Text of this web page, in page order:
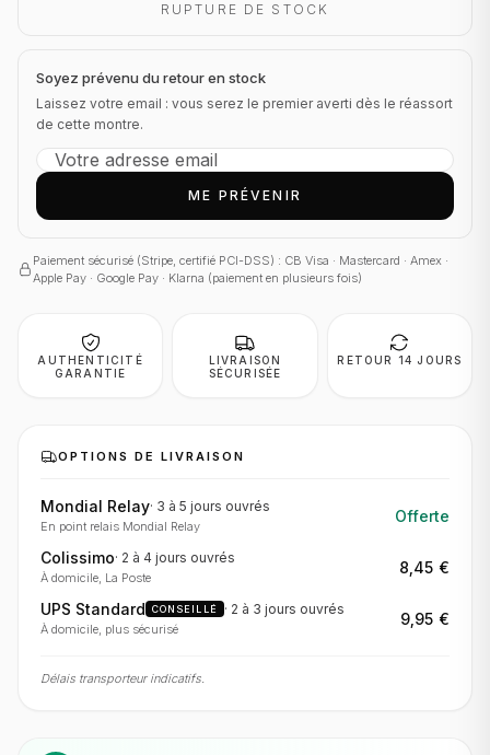
RUPTURE DE STOCK
Soyez prévenu du retour en stock
Laissez votre email : vous serez le premier averti dès le réassort
de cette montre.
ME PRÉVENIR
Paiement sécurisé (Stripe, certifié PCI-DSS) : CB Visa · Mastercard · Amex ·
Apple Pay · Google Pay · Klarna (paiement en plusieurs fois)
AUTHENTICITÉ
GARANTIE
LIVRAISON
SÉCURISÉE
RETOUR 14 JOURS
OPTIONS DE LIVRAISON
Mondial Relay· 3 à 5 jours ouvrés
En point relais Mondial Relay
Offerte
Colissimo· 2 à 4 jours ouvrés
À domicile, La Poste
8,45 €
UPS Standard CONSEILLÉ · 2 à 3 jours ouvrés
À domicile, plus sécurisé
9,95 €
Délais transporteur indicatifs.